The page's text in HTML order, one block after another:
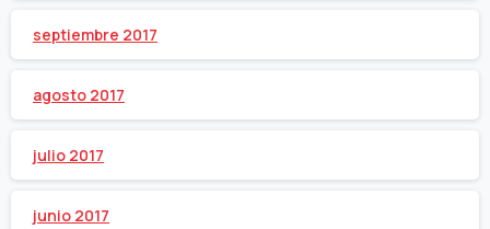
septiembre 2017
agosto 2017
julio 2017
junio 2017